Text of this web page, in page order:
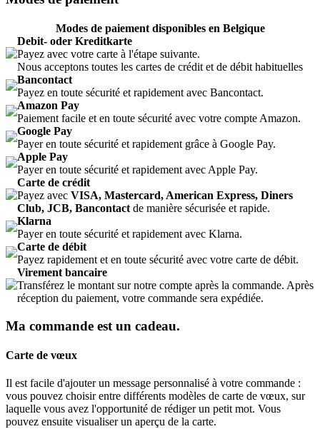
Modes de paiement disponibles en Belgique
Debit- oder Kreditkarte
Payez avec votre carte à l'étape suivante.
Nous acceptons toutes les cartes de crédit et de débit habituelles
Bancontact
Payez en toute sécurité et rapidement avec Bancontact.
Amazon Pay
Paiement facile et en toute sécurité avec votre compte Amazon.
Google Pay
Payer en toute sécurité et rapidement grâce à Google Pay.
Apple Pay
Payer en toute sécurité et rapidement avec Apple Pay.
Carte de crédit
Payez avec VISA, Mastercard, American Express, Diners
Club, JCB, Bancontact de manière sécurisée et rapide.
Klarna
Payer en toute sécurité et rapidement avec Klarna.
Carte de débit
Payez rapidement et en toute sécurité avec votre carte de débit.
Virement bancaire
Transférez le montant sur notre compte après la commande. Après
réception du paiement, votre commande sera expédiée.
Ma commande est un cadeau.
Carte de vœux
Il est facile d'ajouter un message personnalisé à votre commande :
vous pouvez choisir entre différents modèles de carte de vœux, sur
laquelle vous avez l'opportunité de rédiger un petit mot. Vous
pouvez ensuite visualiser un aperçu de la carte.